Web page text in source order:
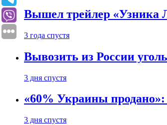
Вышел трейлер «Узника
3 года спустя
Вывозить из России
3 дня спустя
«60% Украины
3 дня спустя